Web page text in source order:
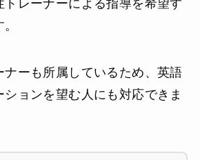
レーナーによる指導を希望す
ナーも所属しているため、英語
ョンを望む人にも対応できま